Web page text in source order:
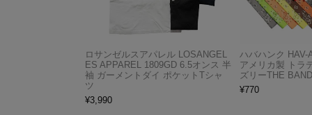
ロサンゼルスアパレル LOSANGEL
ES APPAREL 1809GD 6.5オンス 半
袖 ガーメントダイ ポケットTシャ
ツ
¥3,990
ハバハンク HAV-
アメリカ製 トラ
ズリーTHE
¥770